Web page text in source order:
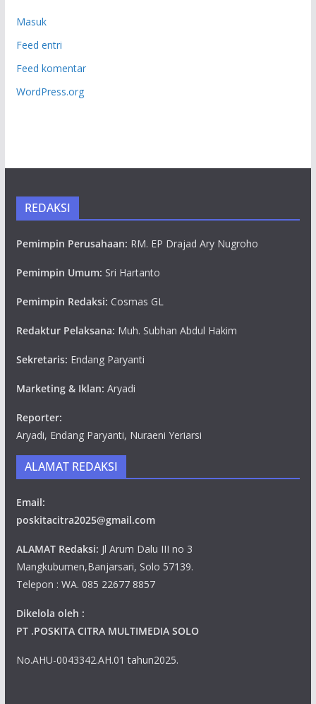
Masuk
Feed entri
Feed komentar
WordPress.org
REDAKSI
Pemimpin Perusahaan: RM. EP Drajad Ary Nugroho
Pemimpin Umum: Sri Hartanto
Pemimpin Redaksi: Cosmas GL
Redaktur Pelaksana: Muh. Subhan Abdul Hakim
Sekretaris: Endang Paryanti
Marketing & Iklan: Aryadi
Reporter:
Aryadi, Endang Paryanti, Nuraeni Yeriarsi
ALAMAT REDAKSI
Email:
poskitacitra2025@gmail.com
ALAMAT Redaksi: Jl Arum Dalu III no 3
Mangkubumen,Banjarsari, Solo 57139.
Telepon : WA. 085 22677 8857
Dikelola oleh :
PT .POSKITA CITRA MULTIMEDIA SOLO
No.AHU-0043342.AH.01 tahun2025.